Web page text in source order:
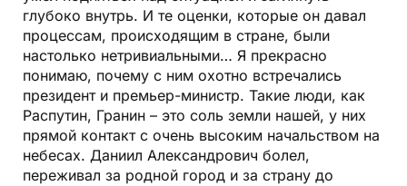
глубоко внутрь. И те оценки, которые он давал
процессам, происходящим в стране, были
настолько нетривиальными… Я прекрасно
понимаю, почему с ним охотно встречались
президент и премьер-министр. Такие люди, как
Распутин, Гранин – это соль земли нашей, у них
прямой контакт с очень высоким начальством на
небесах. Даниил Александрович болел,
переживал за родной город и за страну до